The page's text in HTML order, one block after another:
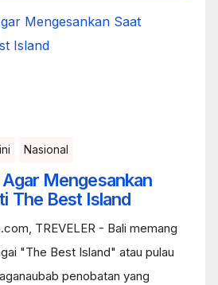
Nasional
Mengesankan
The Best Island
TREVELER - Bali memang
"The Best Island" atau pulau
penobatan yang